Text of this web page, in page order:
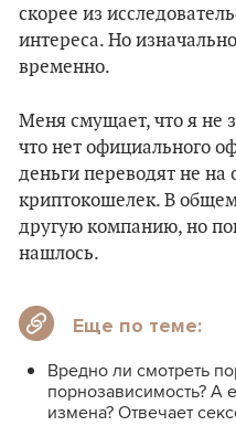
скорее из
интереса. Но
временно.
Меня смущает, что я не
что нет официального
деньги переводят не на
криптокошелек. В
другую компанию, но
нашлось.
Еще по теме:
Вредно ли смотреть
порнозависимость? А
измена? Отвечает